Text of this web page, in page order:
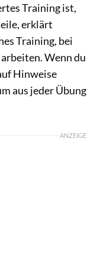
Training ist,
erklärt
Training, bei
Wenn du
Hinweise
aus jeder Übung
ANZEIGE